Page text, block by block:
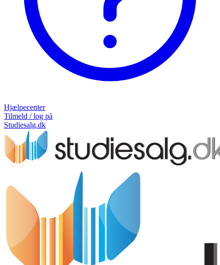
Hjælpecenter
Tilmeld / log på
Studiesalg.dk